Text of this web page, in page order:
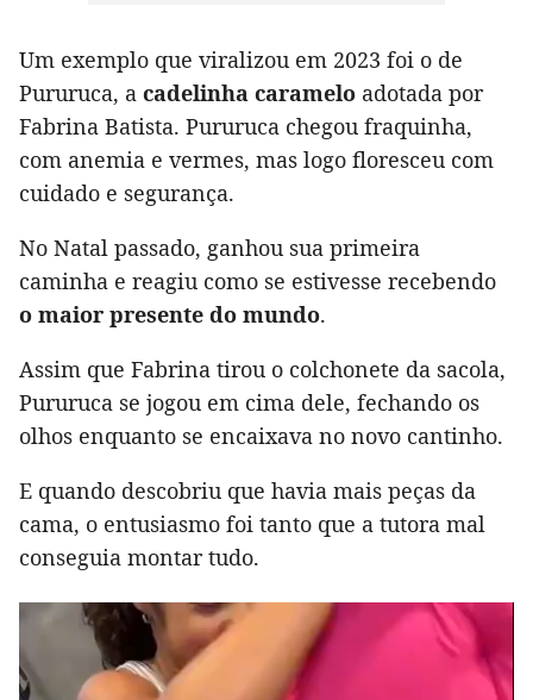
Um exemplo que viralizou em 2023 foi o de
Pururuca, a cadelinha caramelo adotada por
Fabrina Batista. Pururuca chegou fraquinha,
com anemia e vermes, mas logo floresceu com
cuidado e segurança.
No Natal passado, ganhou sua primeira
caminha e reagiu como se estivesse recebendo
o maior presente do mundo.
Assim que Fabrina tirou o colchonete da sacola,
Pururuca se jogou em cima dele, fechando os
olhos enquanto se encaixava no novo cantinho.
E quando descobriu que havia mais peças da
cama, o entusiasmo foi tanto que a tutora mal
conseguia montar tudo.